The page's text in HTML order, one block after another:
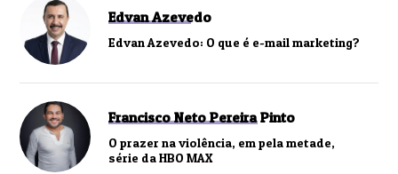
Edvan Azevedo
Edvan Azevedo: O que é e-mail marketing?
Francisco Neto Pereira Pinto
O prazer na violência, em pela metade,
série da HBO MAX